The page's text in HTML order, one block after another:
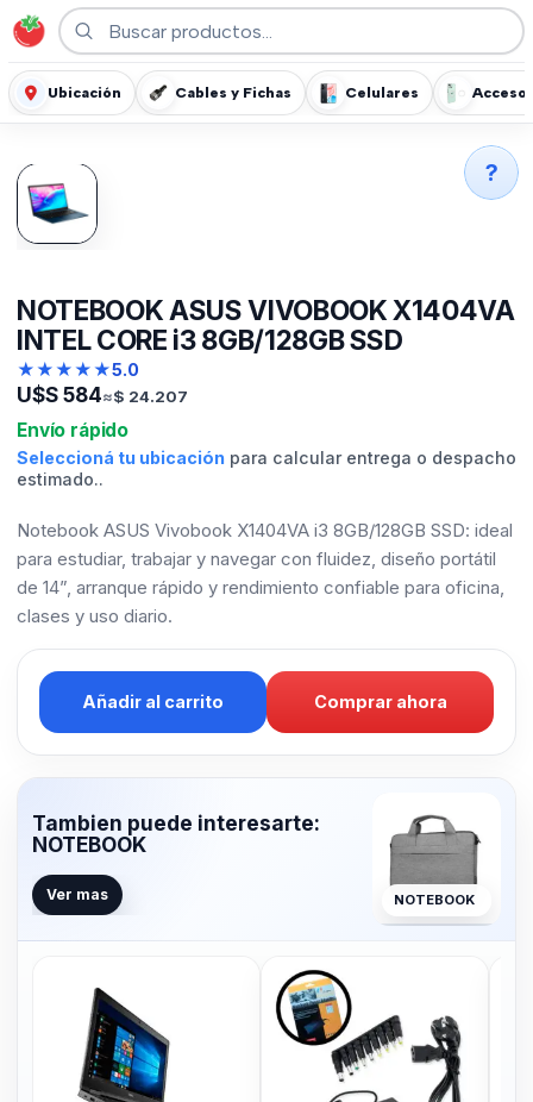
Ubicación Cables y Fichas Celulares
NOTEBOOK ASUS VIVOBOOK X1404VA
INTEL CORE i3 8GB/128GB SSD
★★★★★5.0
U$S584≈$ 24.207
Envío rápido
Seleccioná tu ubicación para calcular entrega o despacho
estimado..
Notebook ASUS Vivobook X1404VA i3 8GB/128GB SSD: ideal
para estudiar, trabajar y navegar con fluidez, diseño portátil
de 14”, arranque rápido y rendimiento confiable para oficina,
clases y uso diario.
Añadir al carrito Comprar ahora
Tambien puede interesarte:
NOTEBOOK
Ver mas NOTEBOOK
?